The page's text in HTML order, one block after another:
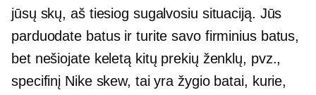
jūsų skų, aš tiesiog sugalvosiu situaciją. Jūs
parduodate batus ir turite savo firminius batus,
bet nešiojate keletą kitų prekių ženklų, pvz.,
specifinį Nike skew, tai yra žygio batai, kurie,